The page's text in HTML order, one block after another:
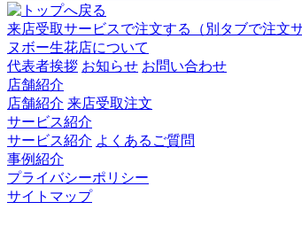
来店受取サービスで注文する （別タブで注文
ヌボー生花店について
代表者挨拶 お知らせ お問い合わせ
店舗紹介
店舗紹介 来店受取注文
サービス紹介
サービス紹介 よくあるご質問
事例紹介
プライバシーポリシー
サイトマップ